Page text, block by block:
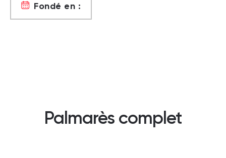
Fondé en :
Palmarès complet